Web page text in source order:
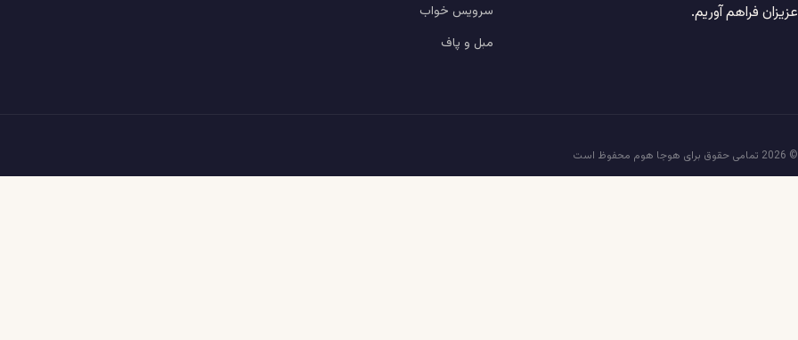
عزیزان فراهم آوریم.
سرویس خواب
مبل و پاف
© 2026 تمامی حقوق برای هوجا هوم محفوظ است